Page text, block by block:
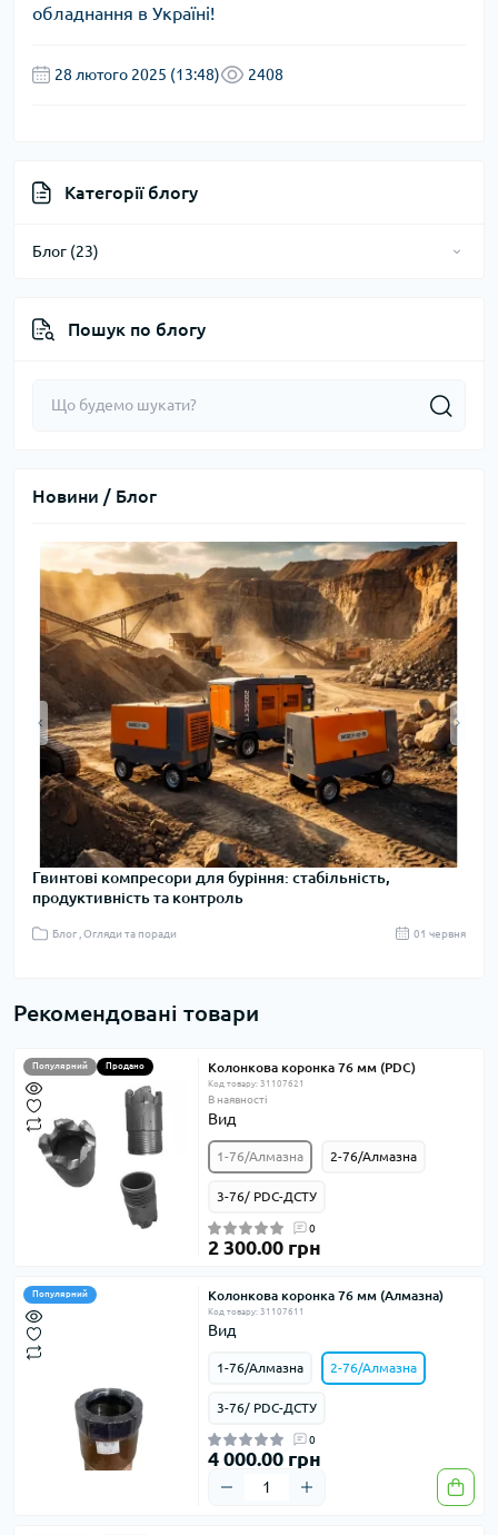
обладнання в Україні!
28 лютого 2025 (13:48) 2408
Категорії блогу
Блог (23)
Пошук по блогу
Новини / Блог
Гвинтові компресори для буріння: стабільність,
продуктивність та контроль
Блог , Огляди та поради 01 червня
Рекомендовані товари
Популярний Продано Колонкова коронка 76 мм (PDC)
Код товару: 31107621
В наявності
Вид
1-76/Алмазна 2-76/Алмазна
3-76/ PDC-ДСТУ
0
2 300.00 грн
Популярний Колонкова коронка 76 мм (Алмазна)
Код товару: 31107611
Вид
1-76/Алмазна 2-76/Алмазна
3-76/ PDC-ДСТУ
0
4 000.00 грн